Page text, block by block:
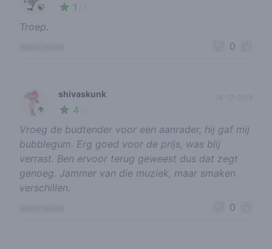
🍃 1
Troep.
0
🥦
shivaskunk
4
Vroeg de budtender voor een aanrader, hij gaf mij
bubblegum. Erg goed voor de prijs, was blij
verrast. Ben ervoor terug geweest dus dat zegt
genoeg. Jammer van die muziek, maar smaken
verschillen.
0